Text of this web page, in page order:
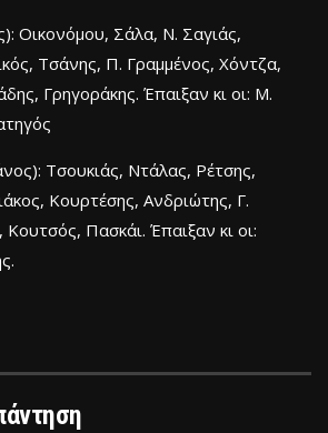
Οικονόμου, Σάλα, Ν. Σαγιάς,
Τσάνης, Π. Γραμμένος, Χόντζα,
Γρηγοράκης. Έπαιξαν κι οι: Μ.
Τσουκιάς, Ντάλας, Ρέτσης,
Κουρτέσης, Ανδριώτης, Γ.
Πασκάι. Έπαιξαν κι οι: